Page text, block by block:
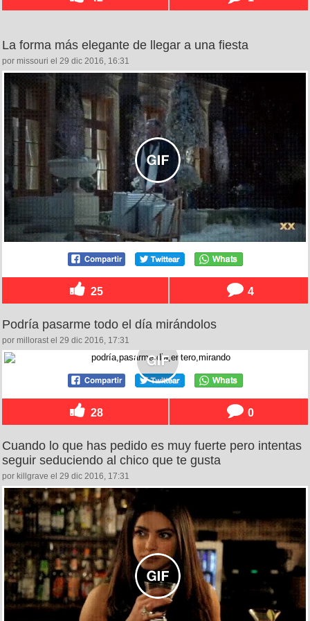
La forma más elegante de llegar a una fiesta
por missouri el 29 dic 2016, 16:31
25 4
Podría pasarme todo el día mirándolos
por millorast el 29 dic 2016, 17:31
28 0
Cuando lo que has pedido es muy fuerte pero intentas
seguir seduciendo al chico que te gusta
por killgrave el 29 dic 2016, 17:31